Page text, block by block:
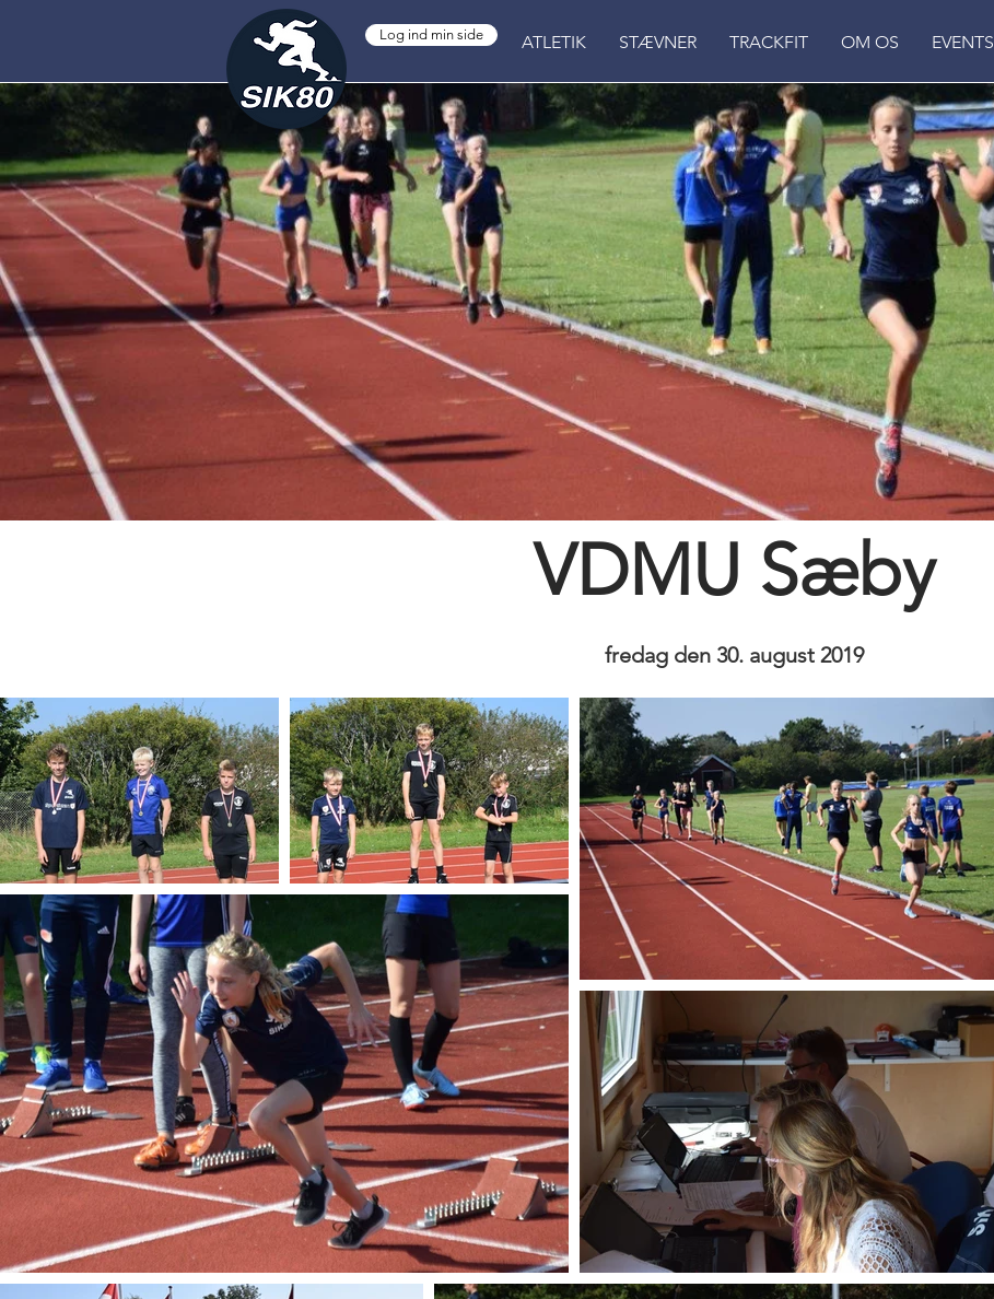
ATLETIK STÆVNER TRACKFIT OM OS EVENTS
Log ind min side
VDMU Sæby
fredag den 30. august 2019